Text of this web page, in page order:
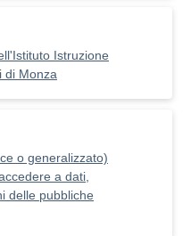
Istruzione
di Monza
o generalizzato)
a dati,
delle pubbliche